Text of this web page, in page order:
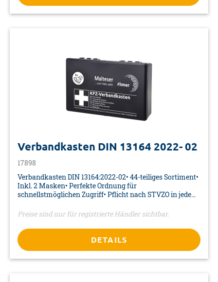
Verbandkasten DIN 13164 2022- 02
17898
Verbandkasten DIN 13164:2022-02• 44-teiliges Sortiment•
Inkl. 2 Masken• Perfekte Ordnung für
schnellstmöglichen Zugriff• Pflicht nach STVZO in jedem
STVZO• Alles steril verpackt• Inkl. Anwendungshinweise
zur lebensrettenden Sofortmaßnahme• Achtung:
Verfallsdatum (5 Jahre)• Farbe: schwarz• Material:
Kunststoff• Maße: ca. 225 x 145 x 75 mm• Verpackung:
Kunststoffbox
Preise sind nur für registrierte Händler sichtbar.
DETAILS